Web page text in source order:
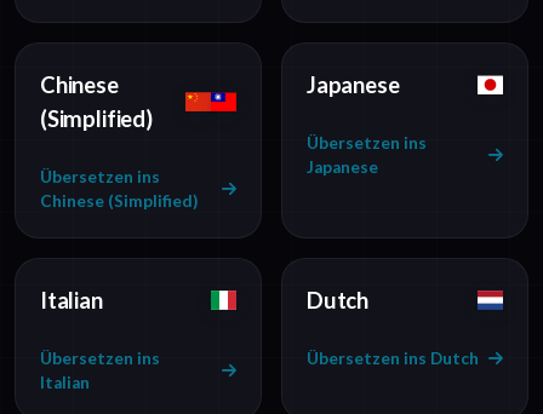
Chinese
(Simplified)
Übersetzen ins
Chinese (Simplified)
Japanese
Übersetzen ins
Japanese
Italian
Übersetzen ins
Italian
Dutch
Übersetzen ins Dutch